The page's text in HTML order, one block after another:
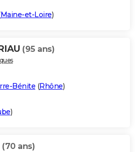
Maine-et-Loire)
(95 ans)
Bénite (Rhône)
)
(70 ans)